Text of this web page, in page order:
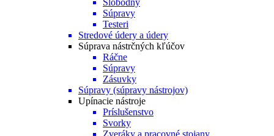
Slobodný
Súpravy
Testeri
Stredové údery a údery
Súprava nástrčných kľúčov
Ráčne
Súpravy
Zásuvky
Súpravy (súpravy nástrojov)
Upínacie nástroje
Príslušenstvo
Svorky
Zveráky a pracovné stojany